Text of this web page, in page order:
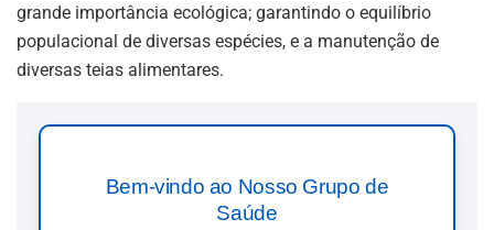
grande importância ecológica; garantindo o equilíbrio
populacional de diversas espécies, e a manutenção de
diversas teias alimentares.
Bem-vindo ao Nosso Grupo de
Saúde